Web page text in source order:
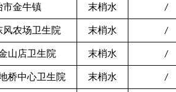
市金牛镇 末梢水 /
风农场卫生院 末梢水 /
山店卫生院 末梢水 /
桥中心卫生院 末梢水 /